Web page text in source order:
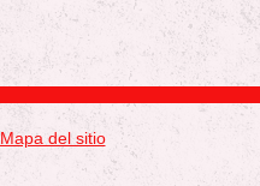
Mapa del sitio